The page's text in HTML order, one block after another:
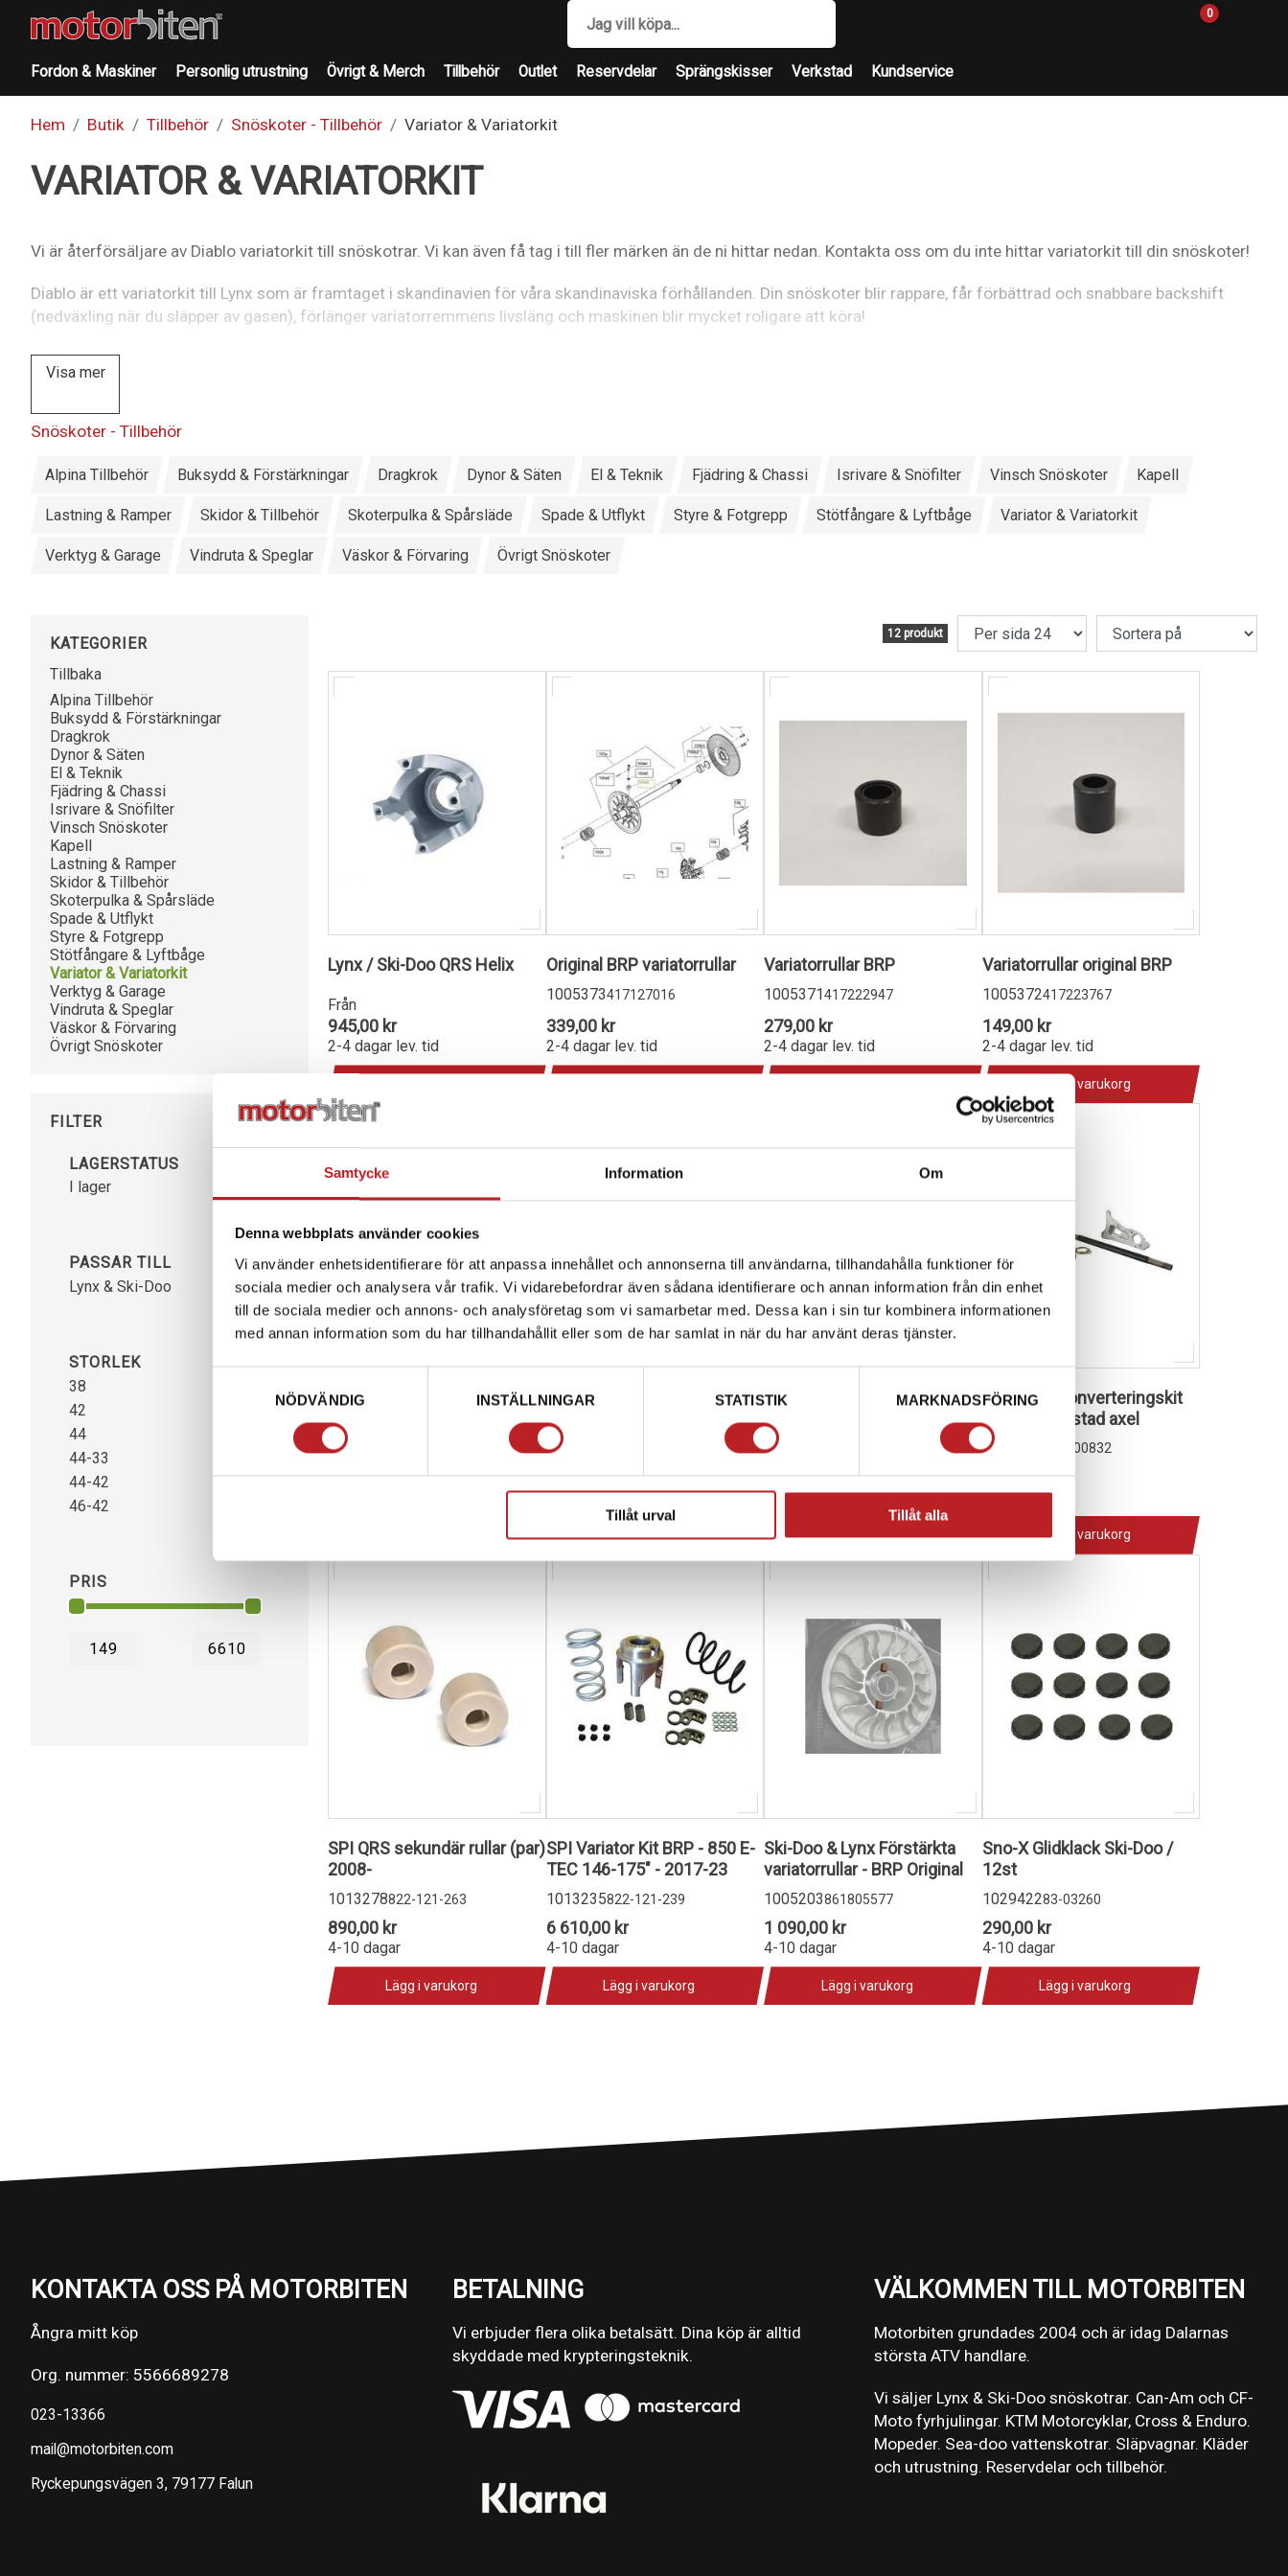
Samtycke Information Om
Denna webbplats använder cookies
Vi använder enhetsidentifierare för att anpassa innehållet och annonserna till användarna, tillhandahålla funktioner för
sociala medier och analysera vår trafik. Vi vidarebefordrar även sådana identifierare och annan information från din enhet
till de sociala medier och annons- och analysföretag som vi samarbetar med. Dessa kan i sin tur kombinera informationen
med annan information som du har tillhandahållit eller som de har samlat in när du har använt deras tjänster.
NÖDVÄNDIG
INSTÄLLNINGAR STATISTIK MARKNADSFÖRING
Tillåt urval Tillåt alla
0
Fordon & Maskiner Personlig utrustning Övrigt & Merch Tillbehör Outlet Reservdelar Sprängskisser Verkstad Kundservice
Hem Butik Tillbehör Snöskoter - Tillbehör Variator & Variatorkit
VARIATOR & VARIATORKIT
Vi är återförsäljare av Diablo variatorkit till snöskotrar. Vi kan även få tag i till fler märken än de ni hittar nedan. Kontakta oss om du inte hittar variatorkit till din snöskoter!
Diablo är ett variatorkit till Lynx som är framtaget i skandinavien för våra skandinaviska förhållanden. Din snöskoter blir rappare, får förbättrad och snabbare backshift
(nedväxling när du släpper av gasen), förlänger variatorremmens livsläng och maskinen blir mycket roligare att köra!
Visa mer
Snöskoter - Tillbehör
Alpina Tillbehör Buksydd & Förstärkningar Dragkrok Dynor & Säten El & Teknik Fjädring & Chassi Isrivare & Snöfilter Vinsch Snöskoter Kapell
Lastning & Ramper Skidor & Tillbehör Skoterpulka & Spårsläde Spade & Utflykt Styre & Fotgrepp Stötfångare & Lyftbåge Variator & Variatorkit
Verktyg & Garage Vindruta & Speglar Väskor & Förvaring Övrigt Snöskoter
KATEGORIER
Tillbaka
Alpina Tillbehör
Buksydd & Förstärkningar
Dragkrok
Dynor & Säten
El & Teknik
Fjädring & Chassi
Isrivare & Snöfilter
Vinsch Snöskoter
Kapell
Lastning & Ramper
Skidor & Tillbehör
Skoterpulka & Spårsläde
Spade & Utflykt
Styre & Fotgrepp
Stötfångare & Lyftbåge
Variator & Variatorkit
Verktyg & Garage
Vindruta & Speglar
Väskor & Förvaring
Övrigt Snöskoter
FILTER
LAGERSTATUS
I lager
PASSAR TILL
Lynx & Ski-Doo
9
STORLEK
38
42
44
44-33
44-42
46-42
PRIS
12 produkt
Lynx / Ski-Doo QRS Helix
Från
945,00 kr
2-4 dagar lev. tid
Original BRP variatorrullar
1005373417127016
339,00 kr
2-4 dagar lev. tid
Variatorrullar BRP
1005371417222947
279,00 kr
2-4 dagar lev. tid
Variatorrullar original BRP
1005372417223767
149,00 kr
2-4 dagar lev. tid
Lägg i varukorg
Diablo Variatorkit Lynx/Ski-
Doo 850 E-Tec
1013394
5 990,00 kr
G-boost Förstärkta
variatorrullar Ski-Doo & lynx
1013277
999,00 kr
4-10 dagar
Lägg i varukorg
Lynx / Ski-Doo QRS Racing
Support
1006595
2 990,00 kr
4-10 dagar
Lägg i varukorg
Lynx QRS Konverteringskit
för kort avlastad axel
1006138 860200832
5 890,00 kr
4-10 dagar
Lägg i varukorg
SPI QRS sekundär rullar (par)
2008-
1013278822-121-263
890,00 kr
4-10 dagar
Lägg i varukorg
SPI Variator Kit BRP - 850 E-
TEC 146-175" - 2017-23
1013235822-121-239
6 610,00 kr
4-10 dagar
Lägg i varukorg
Ski-Doo & Lynx Förstärkta
variatorrullar - BRP Original
1005203861805577
1 090,00 kr
4-10 dagar
Lägg i varukorg
Sno-X Glidklack Ski-Doo /
12st
102942283-03260
290,00 kr
4-10 dagar
Lägg i varukorg
KONTAKTA OSS PÅ MOTORBITEN
Ångra mitt köp
Org. nummer: 5566689278
023-13366
mail@motorbiten.com
Ryckepungsvägen 3, 79177 Falun
BETALNING
Vi erbjuder flera olika betalsätt. Dina köp är alltid
skyddade med krypteringsteknik.
VÄLKOMMEN TILL MOTORBITEN
Motorbiten grundades 2004 och är idag Dalarnas
största ATV handlare.
Vi säljer Lynx & Ski-Doo snöskotrar. Can-Am och CF-
Moto fyrhjulingar. KTM Motorcyklar, Cross & Enduro.
Mopeder. Sea-doo vattenskotrar. Släpvagnar. Kläder
och utrustning. Reservdelar och tillbehör.